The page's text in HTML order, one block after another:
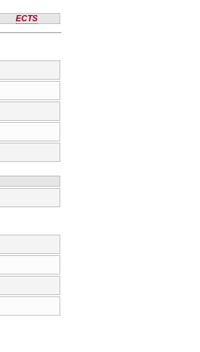
ECTS